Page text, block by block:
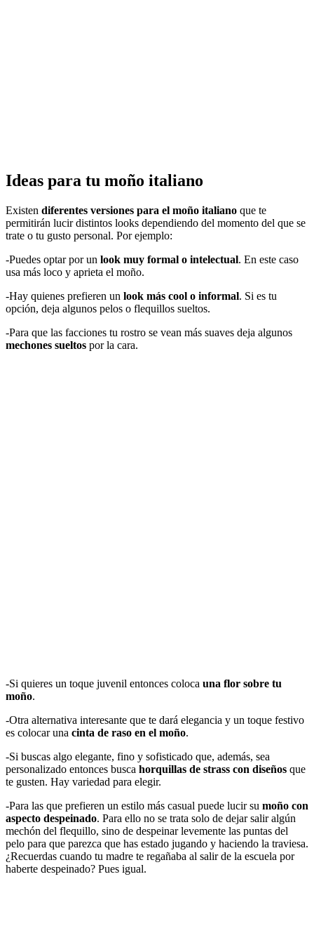
Ideas para tu moño italiano
Existen diferentes versiones para el moño italiano que te
permitirán lucir distintos looks dependiendo del momento del que se
trate o tu gusto personal. Por ejemplo:
-Puedes optar por un look muy formal o intelectual. En este caso
usa más loco y aprieta el moño.
-Hay quienes prefieren un look más cool o informal. Si es tu
opción, deja algunos pelos o flequillos sueltos.
-Para que las facciones tu rostro se vean más suaves deja algunos
mechones sueltos por la cara.
-Si quieres un toque juvenil entonces coloca una flor sobre tu
moño.
-Otra alternativa interesante que te dará elegancia y un toque festivo
es colocar una cinta de raso en el moño.
-Si buscas algo elegante, fino y sofisticado que, además, sea
personalizado entonces busca horquillas de strass con diseños que
te gusten. Hay variedad para elegir.
-Para las que prefieren un estilo más casual puede lucir su moño con
aspecto despeinado. Para ello no se trata solo de dejar salir algún
mechón del flequillo, sino de despeinar levemente las puntas del
pelo para que parezca que has estado jugando y haciendo la traviesa.
¿Recuerdas cuando tu madre te regañaba al salir de la escuela por
haberte despeinado? Pues igual.